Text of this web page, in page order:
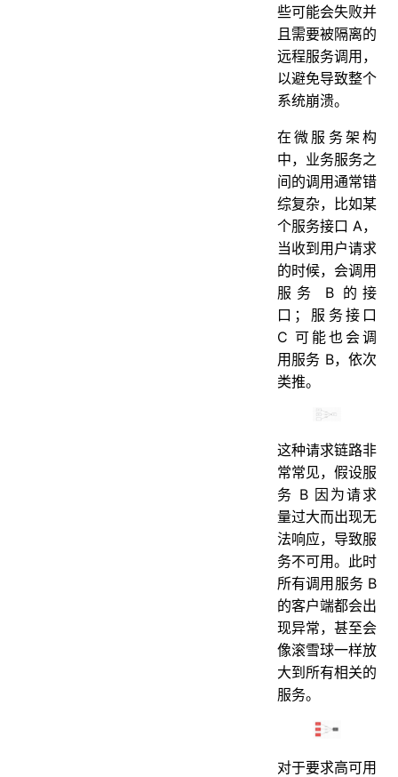
些可能会失败并
且需要被隔离的
远程服务调用，
以避免导致整个
系统崩溃。
在微服务架构
中，业务服务之
间的调用通常错
综复杂，比如某
个服务接口 A，
当收到用户请求
的时候，会调用
服务 B 的接
口；服务接口
C 可能也会调
用服务 B，依次
类推。
这种请求链路非
常常见，假设服
务 B 因为请求
量过大而出现无
法响应，导致服
务不可用。此时
所有调用服务 B
的客户端都会出
现异常，甚至会
像滚雪球一样放
大到所有相关的
服务。
对于要求高可用